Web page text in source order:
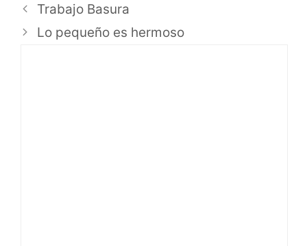
Trabajo Basura
Lo pequeño es hermoso